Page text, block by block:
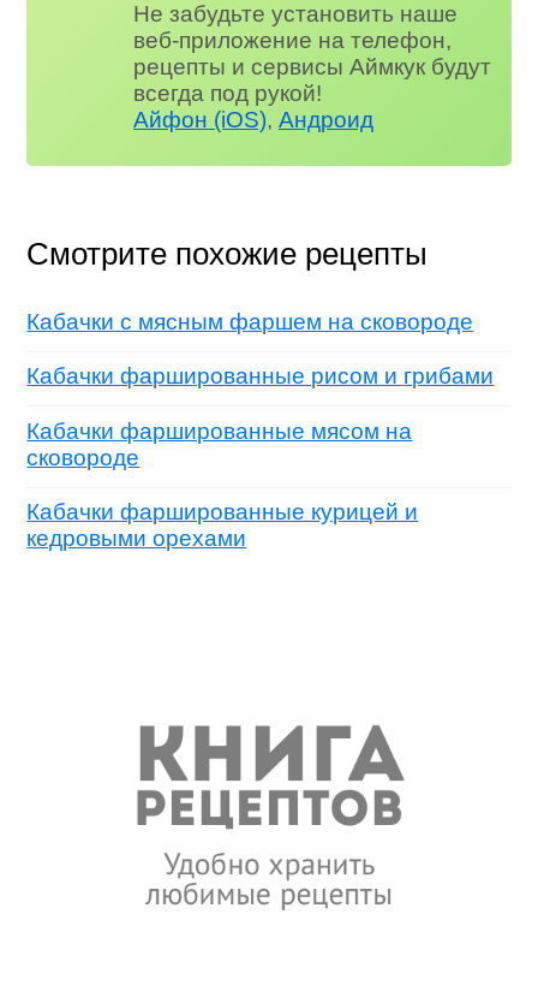
Не забудьте установить наше
веб-приложение на телефон,
рецепты и сервисы Аймкук будут
всегда под рукой!
Айфон (iOS),Андроид
Смотрите похожие рецепты
Кабачки с мясным фаршем на сковороде
Кабачки фаршированные рисом и грибами
Кабачки фаршированные мясом на
сковороде
Кабачки фаршированные курицей и
кедровыми орехами